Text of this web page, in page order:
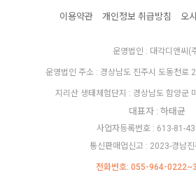
이용약관 개인정보 취급방침 오
운영법인 : 대각디앤씨(
운영법인 주소 : 경상남도 진주시 도동천로
지리산 생태체험단지 : 경상남도 함양군
대표자 : 하태균
사업자등록번호 : 613-81-
통신판매업신고 : 2023-경남
전화번호: 055-964-0222~3